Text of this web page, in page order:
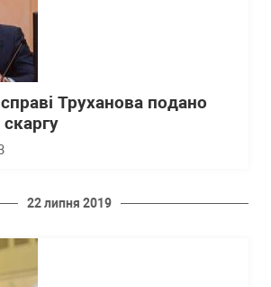
Труханова подано
22 липня 2019